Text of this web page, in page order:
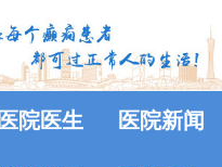
医院医生 医院新闻